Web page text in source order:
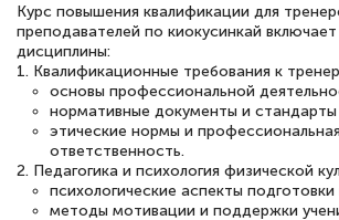
Знаток города 5 уровня
11 марта 2026
Всем добрый день! Я прошла
повышени каалификации по
специальности «Тренер-
по тяжелой атлетике»!
Курс повышения квалификации для
преподавателей по киокусинкай
дисциплины:
1. Квалификационные требования к
основы профессиональной
нормативные документы и стандарты
этические нормы и профессиональная
ответственность.
2. Педагогика и психология физической
психологические аспекты
методы мотивации и поддержки